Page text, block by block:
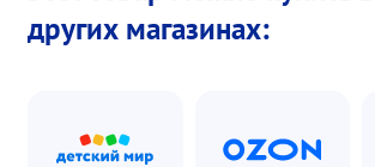
других магазинах: